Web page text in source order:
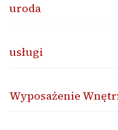
uroda
usługi
Wyposażenie